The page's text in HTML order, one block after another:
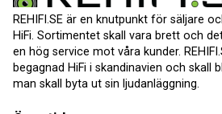
REHIFI.SE är en knutpunkt för säljare
HiFi. Sortimentet skall vara brett och
en hög service mot våra kunder.
begagnad HiFi i skandinavien och skall
man skall byta ut sin ljudanläggning.